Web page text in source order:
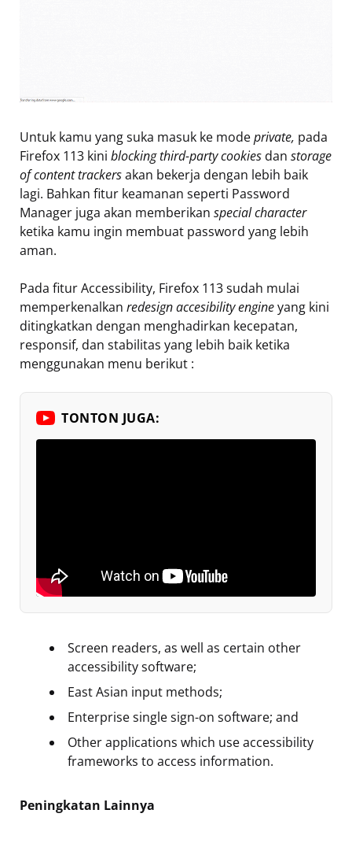
Untuk kamu yang suka masuk ke modeprivate, pada
Firefox 113 kini blocking third-party cookies dan storage
of content trackersakan bekerja dengan lebih baik
lagi. Bahkan fitur keamanan seperti Password
Manager juga akan memberikan special character
ketika kamu ingin membuat password yang lebih
aman.
Pada fitur Accessibility, Firefox 113 sudah mulai
memperkenalkan redesign accesibility engineyang kini
ditingkatkan dengan menghadirkan kecepatan,
responsif, dan stabilitas yang lebih baik ketika
menggunakan menu berikut :
TONTON JUGA:
Screen readers, as well as certain other
accessibility software;
East Asian input methods;
Enterprise single sign-on software; and
Other applications which use accessibility
frameworks to access information.
Peningkatan Lainnya